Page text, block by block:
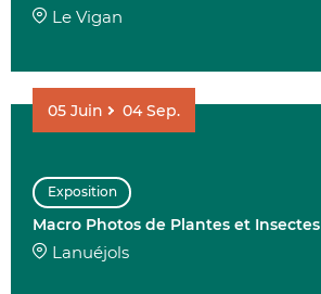
Le Vigan
Exposition
Macro Photos de Plantes et Insectes
Lanuéjols
05 Juin 04 Sep.